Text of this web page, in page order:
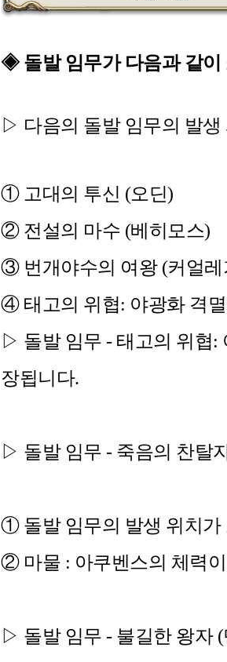
◈ 돌발 임무가 다음과 같이
▷ 다음의 돌발 임무의 발생
① 고대의 투신 (오딘)
② 전설의 마수 (베히모스)
③ 번개야수의 여왕 (커얼레
④ 태고의 위협: 야광화 격
▷ 돌발 임무 - 태고의 위협:
장됩니다.
▷ 돌발 임무 - 죽음의 찬탈
① 돌발 임무의 발생 위치가
② 마물 : 아쿠벤스의 체력
▷ 돌발 임무 - 불길한 왕자